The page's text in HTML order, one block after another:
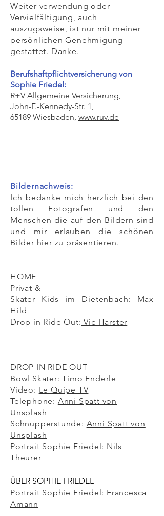
Weiter-verwendung oder
Vervielfältigung, auch
auszugsweise, ist nur mit meiner
persönlichen Genehmigung
gestattet. Danke.
Berufshaftpflichtversicherung von
Sophie Friedel:
R+V Allgemeine Versicherung,
John-F.-Kennedy-Str. 1,
65189 Wiesbaden, www.ruv.de
Bildernachweis:
Ich bedanke mich herzlich bei den
tollen Fotografen und den
Menschen die auf den Bildern sind
und mir erlauben die schönen
Bilder hier zu präsentieren.
HOME
Privat &
Skater Kids im Dietenbach: Max
Hild
Drop in Ride Out: Vic Harster
DROP IN RIDE OUT
Bowl Skater: Timo Enderle
Video: Le Quipe TV
Telephone: Anni Spatt von
Unsplash
Schnupperstunde: Anni Spatt von
Unsplash
Portrait Sophie Friedel: Nils
Theurer
ÜBER SOPHIE FRIEDEL
Portrait Sophie Friedel: Francesca
Amann